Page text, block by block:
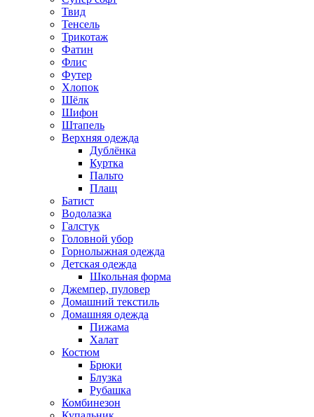
Твид
Тенсель
Трикотаж
Фатин
Флис
Футер
Хлопок
Шёлк
Шифон
Штапель
Верхняя одежда
Дублёнка
Куртка
Пальто
Плащ
Батист
Водолазка
Галстук
Головной убор
Горнолыжная одежда
Детская одежда
Школьная форма
Джемпер, пуловер
Домашний текстиль
Домашняя одежда
Пижама
Халат
Костюм
Брюки
Блузка
Рубашка
Комбинезон